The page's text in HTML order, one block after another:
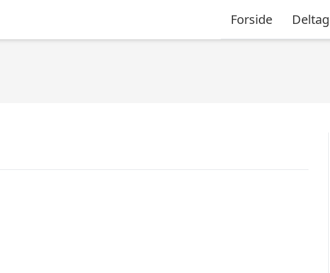
Forside